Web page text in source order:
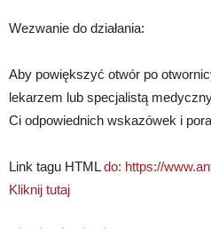
Wezwanie do działania:
Aby powiększyć otwór po
lekarzem lub specjalistą
Ci odpowiednich wskazówek i
Link tagu HTMLdo: https://
Kliknij tutaj